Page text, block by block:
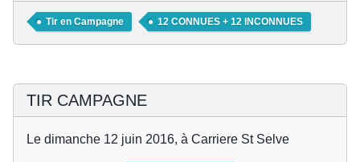
Tir en Campagne 12 CONNUES + 12 INCONNUES
TIR CAMPAGNE
Le dimanche 12 juin 2016, à Carriere St Selve